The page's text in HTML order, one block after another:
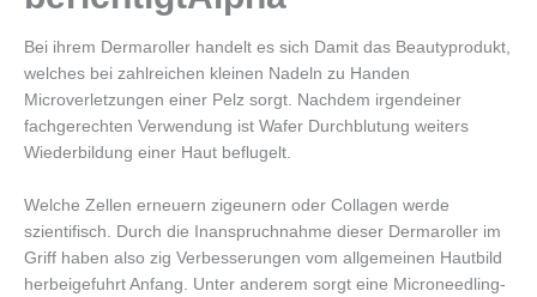
Bei ihrem Dermaroller handelt es sich Damit das Beautyprodukt,
welches bei zahlreichen kleinen Nadeln zu Handen
Microverletzungen einer Pelz sorgt. Nachdem irgendeiner
fachgerechten Verwendung ist Wafer Durchblutung weiters
Wiederbildung einer Haut beflugelt.
Welche Zellen erneuern zigeunern oder Collagen werde
szientifisch. Durch die Inanspruchnahme dieser Dermaroller im
Griff haben also zig Verbesserungen vom allgemeinen Hautbild
herbeigefuhrt Anfang. Unter anderem sorgt eine Microneedling-